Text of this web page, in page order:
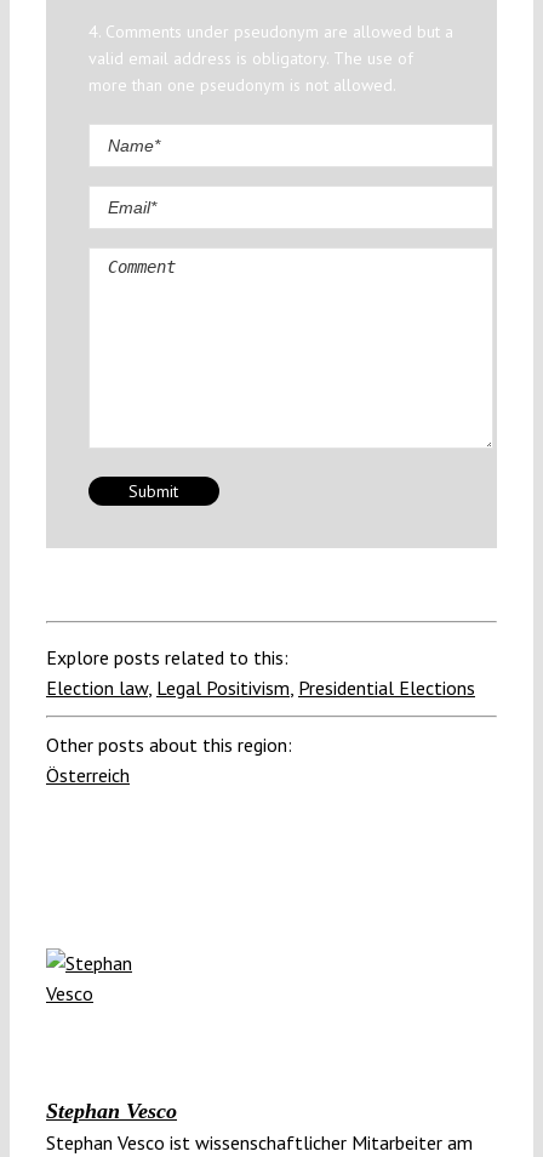
4. Comments under pseudonym are allowed but a
valid email address is obligatory. The use of
more than one pseudonym is not allowed.
Comment
Explore posts related to this:
Election law, Legal Positivism, Presidential Elections
Other posts about this region:
Österreich
Stephan Vesco
Stephan Vesco ist wissenschaftlicher Mitarbeiter am